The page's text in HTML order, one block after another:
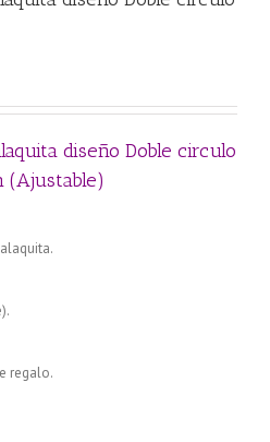
diseño Doble circulo
(Ajustable)
regalo.